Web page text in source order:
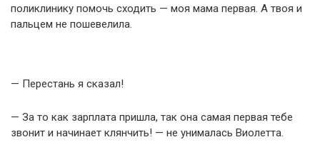
поликлинику помочь сходить — моя мама первая. А твоя и
пальцем не пошевелила.
— Перестань я сказал!
— За то как зарплата пришла, так она самая первая тебе
звонит и начинает клянчить! — не унималась Виолетта.